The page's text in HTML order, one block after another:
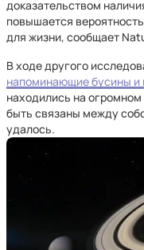
доказательством
повышается
для жизни, сообщает
В ходе другого
напоминающие бусины и
находились на
быть связаны между
удалось.